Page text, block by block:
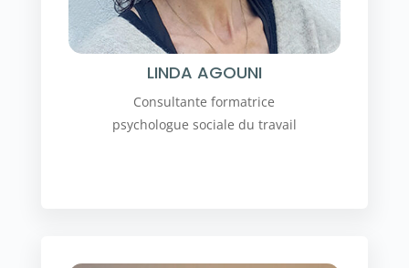
LINDA AGOUNI
Consultante formatrice
psychologue sociale du travail